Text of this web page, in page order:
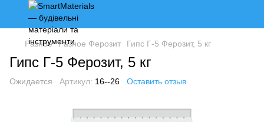
Разное Разное Ферозит Гипс Г-5 Ферозит, 5 кг
Гипс Г-5 Ферозит, 5 кг
Ожидается Артикул: 16--26 Оставить отзыв